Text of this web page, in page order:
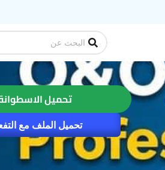
Search
...
تحميل
تحميل الملف مع